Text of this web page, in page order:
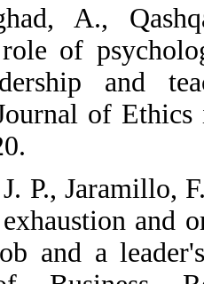
26.
mediating role
moral
Quarterly
(2) :113-120.
27. Mulki, J. P.,
Emotional
the right job